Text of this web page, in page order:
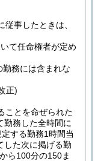
事したときは、
て任命権者が定め
勤務には含まれな
正)
ことを命ぜられた
勤務した全時間に
定する勤務1時間当
した次に掲げる勤
ら100分の150ま